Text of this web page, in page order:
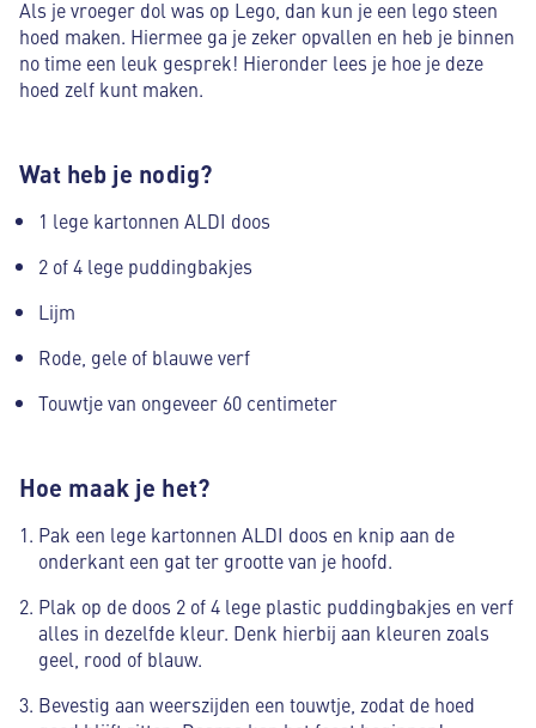
Als je vroeger dol was op Lego, dan kun je een lego steen
hoed maken. Hiermee ga je zeker opvallen en heb je binnen
no time een leuk gesprek! Hieronder lees je hoe je deze
hoed zelf kunt maken.
Wat heb je nodig?
1 lege kartonnen ALDI doos
2 of 4 lege puddingbakjes
Lijm
Rode, gele of blauwe verf
Touwtje van ongeveer 60 centimeter
Hoe maak je het?
Pak een lege kartonnen ALDI doos en knip aan de
onderkant een gat ter grootte van je hoofd.
Plak op de doos 2 of 4 lege plastic puddingbakjes en verf
alles in dezelfde kleur. Denk hierbij aan kleuren zoals
geel, rood of blauw.
Bevestig aan weerszijden een touwtje, zodat de hoed